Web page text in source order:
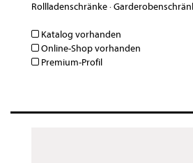
Rollladenschränke·
Katalog vorhanden
Online-Shop vorhanden
Premium-Profil